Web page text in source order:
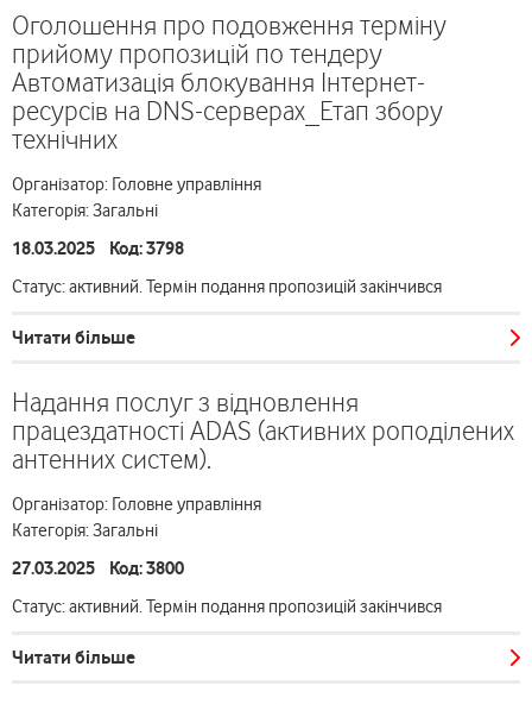
Оголошення про подовження терміну
прийому пропозицій по тендеру
Автоматизація блокування Інтернет-
ресурсів на DNS-серверах_Етап збору
технічних
Організатор: Головне управління
Категорія: Загальні
18.03.2025 Код: 3798
Статус: активний. Термін подання пропозицій закінчився
Читати більше
Надання послуг з відновлення
працездатності ADAS (активних роподілених
антенних систем).
Організатор: Головне управління
Категорія: Загальні
27.03.2025 Код: 3800
Статус: активний. Термін подання пропозицій закінчився
Читати більше